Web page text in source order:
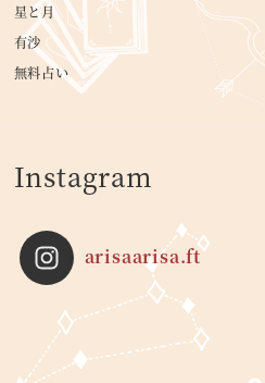
星と月
有沙
無料占い
Instagram
arisaarisa.ft